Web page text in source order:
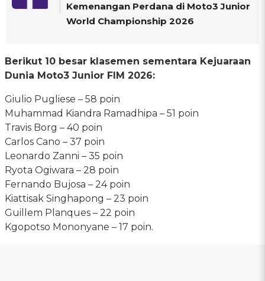
Kemenangan Perdana di Moto3 Junior
World Championship 2026
Berikut 10 besar klasemen sementara Kejuaraan
Dunia Moto3 Junior FIM 2026:
Giulio Pugliese – 58 poin
Muhammad Kiandra Ramadhipa – 51 poin
Travis Borg – 40 poin
Carlos Cano – 37 poin
Leonardo Zanni – 35 poin
Ryota Ogiwara – 28 poin
Fernando Bujosa – 24 poin
Kiattisak Singhapong – 23 poin
Guillem Planques – 22 poin
Kgopotso Mononyane – 17 poin.